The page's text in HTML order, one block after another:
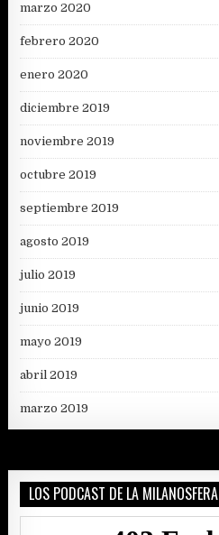
marzo 2020
febrero 2020
enero 2020
diciembre 2019
noviembre 2019
octubre 2019
septiembre 2019
agosto 2019
julio 2019
junio 2019
mayo 2019
abril 2019
marzo 2019
LOS PODCAST DE LA MILANOSFERA